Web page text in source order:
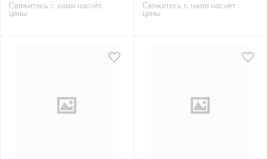
Свяжитесь с нами насчёт
цены
Свяжитесь с нами насчёт
цены